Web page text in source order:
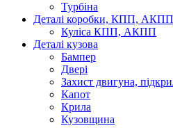
Турбіна
Деталі коробки, КПП, АКПП
Куліса КПП, АКПП
Деталі кузова
Бампер
Двері
Захист двигуна,
Капот
Крила
Кузовщина